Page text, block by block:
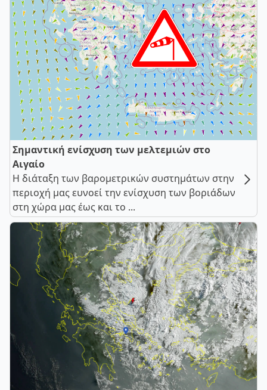
Σημαντική ενίσχυση των μελτεμιών στο
Αιγαίο
Η διάταξη των βαρομετρικών συστημάτων στην
περιοχή μας ευνοεί την ενίσχυση των βοριάδων
στη χώρα μας έως και το ...